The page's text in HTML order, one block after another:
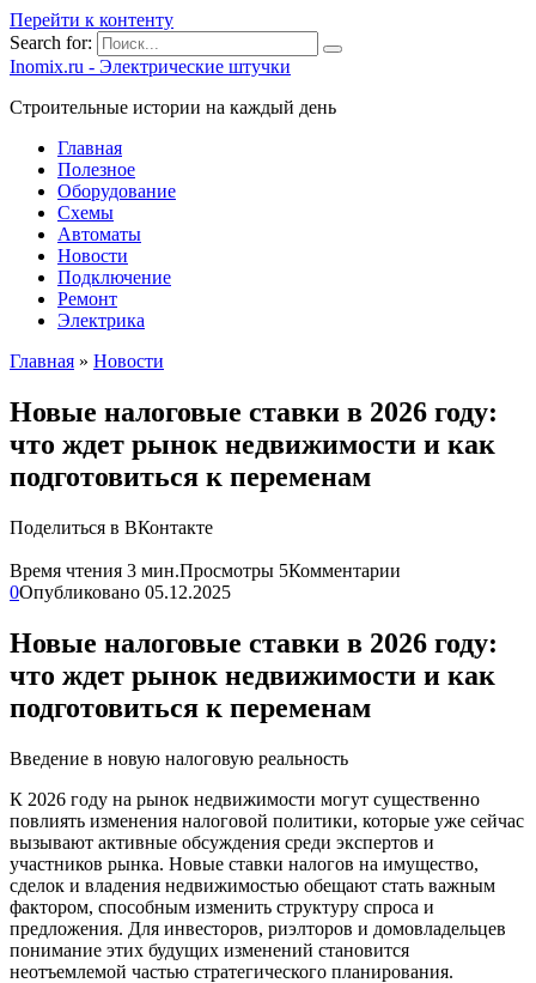
Перейти к контенту
Search for:
Inomix.ru - Электрические штучки
Cтроительные истории на каждый день
Главная
Полезное
Оборудование
Схемы
Автоматы
Новости
Подключение
Ремонт
Электрика
Главная » Новости
Новые налоговые ставки в 2026 году:
что ждет рынок недвижимости и как
подготовиться к переменам
Поделиться в ВКонтакте
Время чтения 3 мин.Просмотры 5Комментарии
0Опубликовано 05.12.2025
Новые налоговые ставки в 2026 году:
что ждет рынок недвижимости и как
подготовиться к переменам
Введение в новую налоговую реальность
К 2026 году на рынок недвижимости могут существенно
повлиять изменения налоговой политики, которые уже сейчас
вызывают активные обсуждения среди экспертов и
участников рынка. Новые ставки налогов на имущество,
сделок и владения недвижимостью обещают стать важным
фактором, способным изменить структуру спроса и
предложения. Для инвесторов, риэлторов и домовладельцев
понимание этих будущих изменений становится
неотъемлемой частью стратегического планирования.